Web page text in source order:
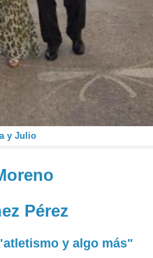
y Julio
Pérez
y algo más"